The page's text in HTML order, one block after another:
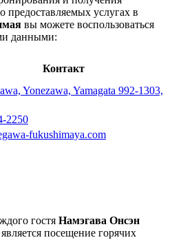
предоставляемых услугах в
вы можете воспользоваться
данными:
Контакт
Yonezawa, Yamagata 992-1303,
2250
fukushimaya.com
гостя Намэгава Онсэн
посещение горячих